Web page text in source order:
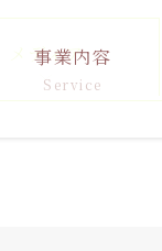
事業内容
Service
メディア